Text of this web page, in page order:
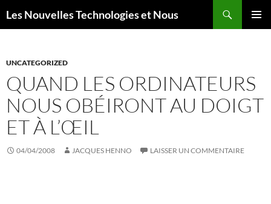
auLes Nouvelles Technologies et Nous
UNCATEGORIZED
QUAND LES ORDINATEURS
NOUS OBÉIRONT AU DOIGT
ET À L’ŒIL
04/04/2008 JACQUES HENNO LAISSER UN COMMENTAIRE